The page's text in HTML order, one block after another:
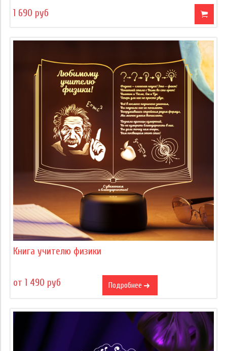
1 690 руб
Книга учителю физики
от 1 490 руб Подробнее